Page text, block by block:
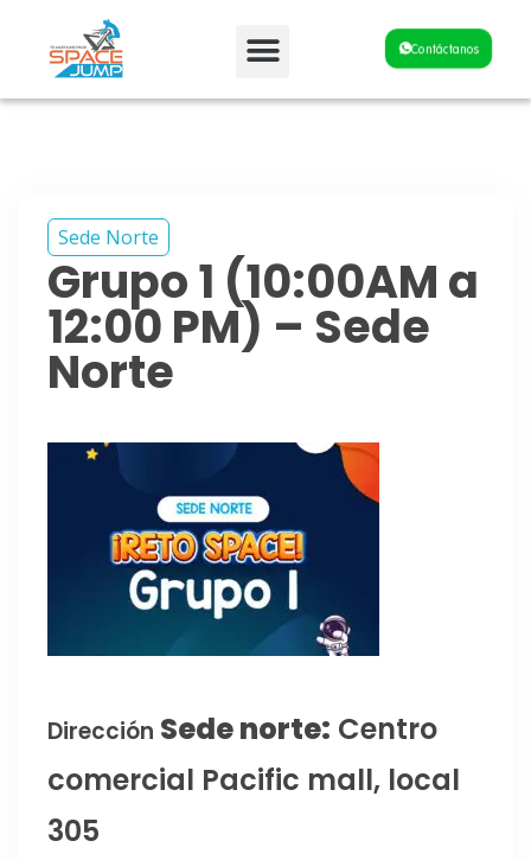
Contáctanos
Sede Norte
Grupo 1 (10:00AM a
12:00 PM) – Sede
Norte
Dirección Sede norte: Centro
comercial Pacific mall, local
305